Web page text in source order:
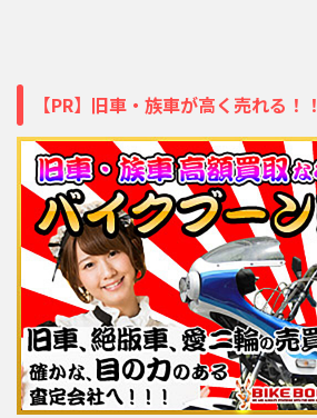
【PR】旧車・族車が高く売れる！！